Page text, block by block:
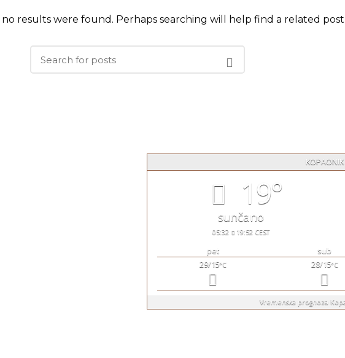
results were found. Perhaps searching will help find a related post.
KOPAONIK
19°
sunčano
05:32 19:52 CEST
pet sub
29/15°C 28/15°C
Vremenska prognoza